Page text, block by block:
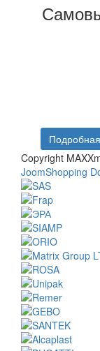
Copyright
JoomShopping